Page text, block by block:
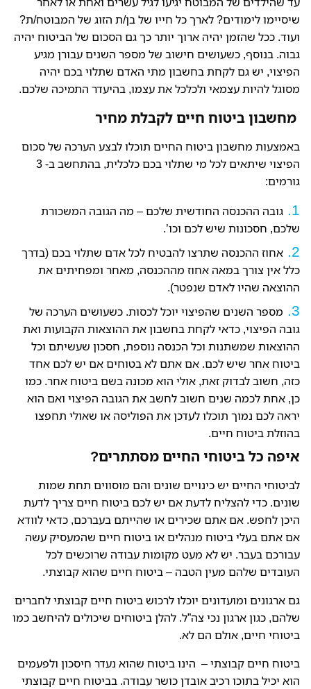
שיסיימו לימודים? לארך כל חייו של בן/ת הזוג של המבוטח/ת?
ועוד. ככל שהזמן יהיה ארוך יותר כך גם הסכום של הביטוח יהיה
גבוה. בנוסף, כשעושים חישוב של מספר השנים עבורן מגיע
הפיצוי, יש גם לקחת בחשבון מתי האדם שתלוי בכם יהיה
מסוגל להיות עצמאי ולכלכל את עצמו, בהיעדר התמיכה שלכם.
מחשבון ביטוח חיים לקבלת מחיר
באמצעות מחשבון ביטוח החיים תוכלו לבצע הערכה של סכום
הפיצוי שיתאים לכל מי שתלוי בכם כלכלית, בהתחשב ב- 3
גורמים:
גובה ההכנסה החודשית שלכם – מה הגובה המשכורת
שלכם, חסכונות שיש לכם וכו’.
אחוז ההכנסה שתרצו להבטיח לכל אדם שתלוי בכם (בדרך
כלל אין צורך במאה אחוז מההכנסה, מאחר ומפחיתים את
ההוצאה שהיו לאדם שנפטר).
מספר השנים שהפיצוי יוכל לכסות. כשעושים הערכה של
גובה הפיצוי, כדאי לקחת בחשבון את ההוצאות הקבועות ואת
ההוצאות שמשתנות וכל הכנסה נוספת, חסכון שעשיתם וכל
ביטוח אחר שיש לכם. אם אתם לא בטוחים אם יש לכם אחד
כזה, חשוב לבדוק זאת, אולי הוא מכונה בשם ביטוח אחר. כמו
כן, אחת לכמה שנים חשוב לחשב את הגובה הפיצוי ואם הוא
יראה לכם נמוך תוכלו לעדכן את הפוליסה או שאולי תחפצו
בהוזלת ביטוח חיים.
איפה כל ביטוחי החיים מסתתרים?
לביטוחי החיים יש כינויים שונים והם מוסווים תחת שמות
שונים. כדי להצליח לדעת אם יש לכם ביטוח חיים צריך לדעת
היכן לחפש. אם אתם שכירים או שהייתם בעברכם, כדאי לוודא
אם אתם בעלי ביטוח מנהלים או ביטוח חיים שהמעסיק עשה
עבורכם בעבר. יש לא מעט מקומות עבודה שרוכשים לכל
העובדים שלהם מעין הטבה – ביטוח חיים שהוא קבוצתי.
גם ארגונים ומועדונים יוכלו לרכוש ביטוח חיים קבוצתי לחברים
שלהם, כגון ארגון נכי צה”ל. להלן ביטוחים שיכולים להיחשב כמו
ביטוחי חיים, אולם הם לא.
ביטוח חיים קבוצתי – הינו ביטוח שהוא נעדר חיסכון ולפעמים
הוא יכיל בתוכו רכיב אובדן כושר עבודה. בביטוח חיים קבוצתי